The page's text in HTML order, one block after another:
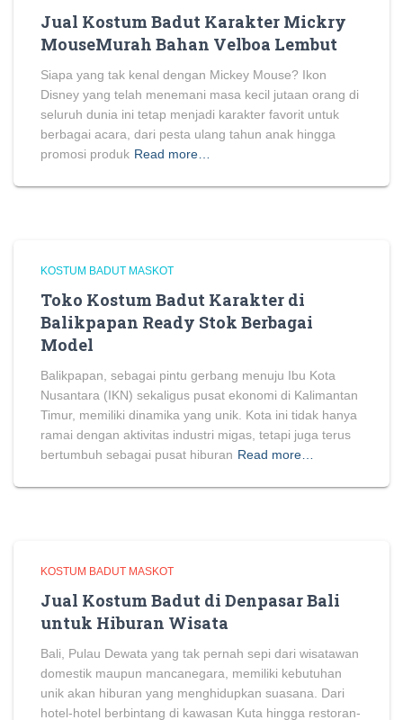
Jual Kostum Badut Karakter Mickry
MouseMurah Bahan Velboa Lembut
Siapa yang tak kenal dengan Mickey Mouse? Ikon
Disney yang telah menemani masa kecil jutaan orang di
seluruh dunia ini tetap menjadi karakter favorit untuk
berbagai acara, dari pesta ulang tahun anak hingga
promosi produk Read more…
KOSTUM BADUT MASKOT
Toko Kostum Badut Karakter di
Balikpapan Ready Stok Berbagai
Model
Balikpapan, sebagai pintu gerbang menuju Ibu Kota
Nusantara (IKN) sekaligus pusat ekonomi di Kalimantan
Timur, memiliki dinamika yang unik. Kota ini tidak hanya
ramai dengan aktivitas industri migas, tetapi juga terus
bertumbuh sebagai pusat hiburan Read more…
KOSTUM BADUT MASKOT
Jual Kostum Badut di Denpasar Bali
untuk Hiburan Wisata
Bali, Pulau Dewata yang tak pernah sepi dari wisatawan
domestik maupun mancanegara, memiliki kebutuhan
unik akan hiburan yang menghidupkan suasana. Dari
hotel-hotel berbintang di kawasan Kuta hingga restoran-